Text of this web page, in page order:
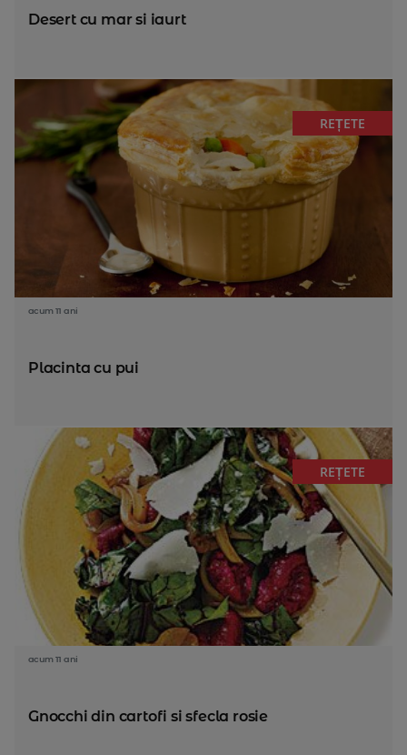
Desert cu mar si iaurt
REȚETE
acum 11 ani
Placinta cu pui
REȚETE
acum 11 ani
Gnocchi din cartofi si sfecla rosie